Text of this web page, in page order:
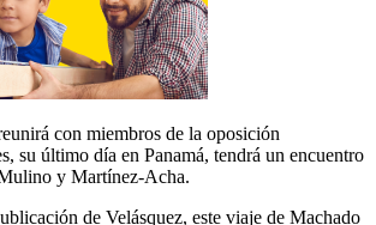
con miembros de la oposición
su último día en Panamá, tendrá un encuentro
y Martínez-Acha.
de Velásquez, este viaje de Machado